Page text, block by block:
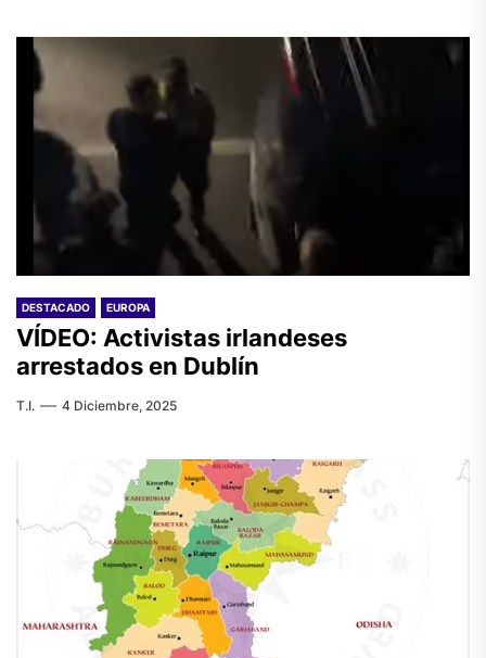
DESTACADO EUROPA
VÍDEO: Activistas irlandeses
arrestados en Dublín
T.I. 4 Diciembre, 2025